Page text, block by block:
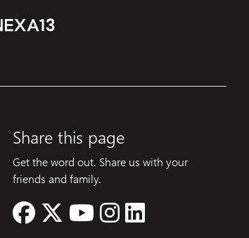
Share this page
Get the word out. Share us with your
friends and family.